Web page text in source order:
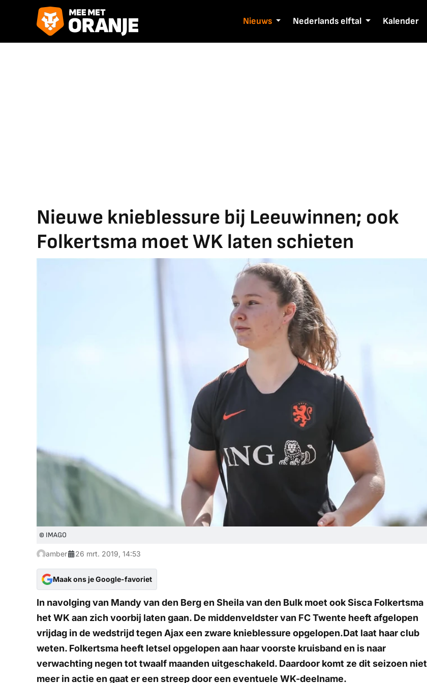
Nieuws Nederlands elftal Kalender
Nieuwe knieblessure bij Leeuwinnen; ook
Folkertsma moet WK laten schieten
© IMAGO
amber 26 mrt. 2019, 14:53
Maak ons je Google-favoriet
In navolging van Mandy van den Berg en Sheila van den Bulk moet ook Sisca Folkertsma
het WK aan zich voorbij laten gaan. De middenveldster van FC Twente heeft afgelopen
vrijdag in de wedstrijd tegen Ajax een zware knieblessure opgelopen.Dat laat haar club
weten. Folkertsma heeft letsel opgelopen aan haar voorste kruisband en is naar
verwachting negen tot twaalf maanden uitgeschakeld. Daardoor komt ze dit seizoen niet
meer in actie en gaat er een streep door een eventuele WK-deelname.